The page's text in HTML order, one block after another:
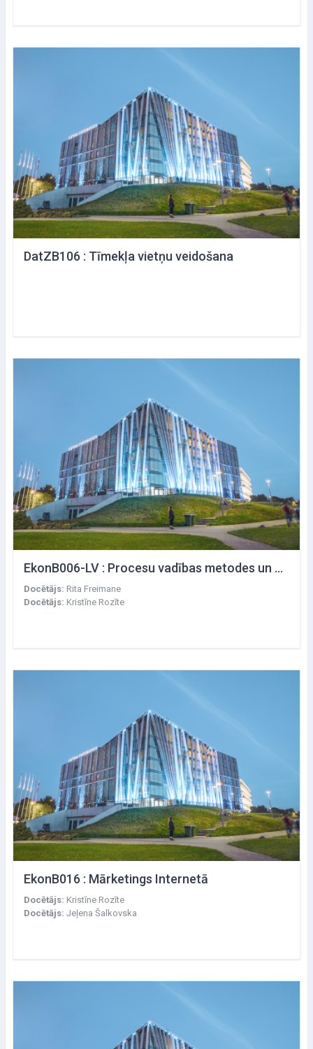
DatZB106 : Tīmekļa vietņu veidošana
EkonB006-LV : Procesu vadības metodes un modeļi
Docētājs: Rita Freimane
Docētājs: Kristīne Rozīte
EkonB016 : Mārketings Internetā
Docētājs: Kristīne Rozīte
Docētājs: Jeļena Šalkovska